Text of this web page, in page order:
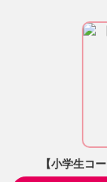
【小学生コ